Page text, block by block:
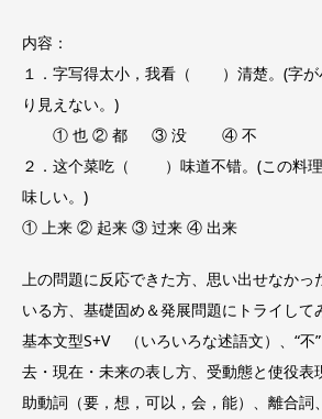
内容：
１．字写得太小，我看（ ）清楚。(字が
り見えない。)
① 也 ② 都 ③ 没 ④ 不
２．这个菜吃（ ）味道不错。(この料理
味しい。)
① 上来 ② 起来 ③ 过来 ④ 出来
上の問題に反応できた方、思い出せなか
いる方、基礎固め＆発展問題にトライして
基本文型S+V （いろいろな述語文）、“不”
去・現在・未来の表し方、受動態と使役表
助動詞（要，想，可以，会，能）、離合詞